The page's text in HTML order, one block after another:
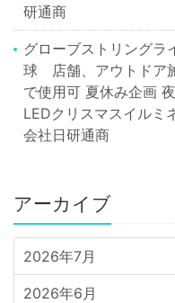
研通商
グローブストリング
球 店舗、アウトドア
で使用可 夏休み企画
LEDクリスマスイル
会社日研通商
アーカイブ
2026年7月
2026年6月